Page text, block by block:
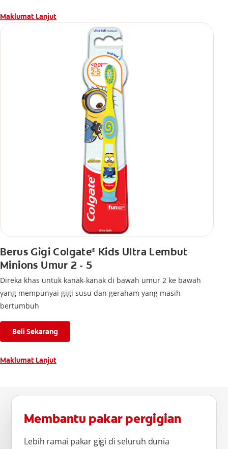
Maklumat Lanjut
Berus Gigi Colgate®Kids Ultra Lembut
Minions Umur 2 - 5
Direka khas untuk kanak-kanak di bawah umur 2 ke bawah
yang mempunyai gigi susu dan geraham yang masih
bertumbuh
Beli Sekarang
Maklumat Lanjut
Membantu pakar pergigian
Lebih ramai pakar gigi di seluruh dunia